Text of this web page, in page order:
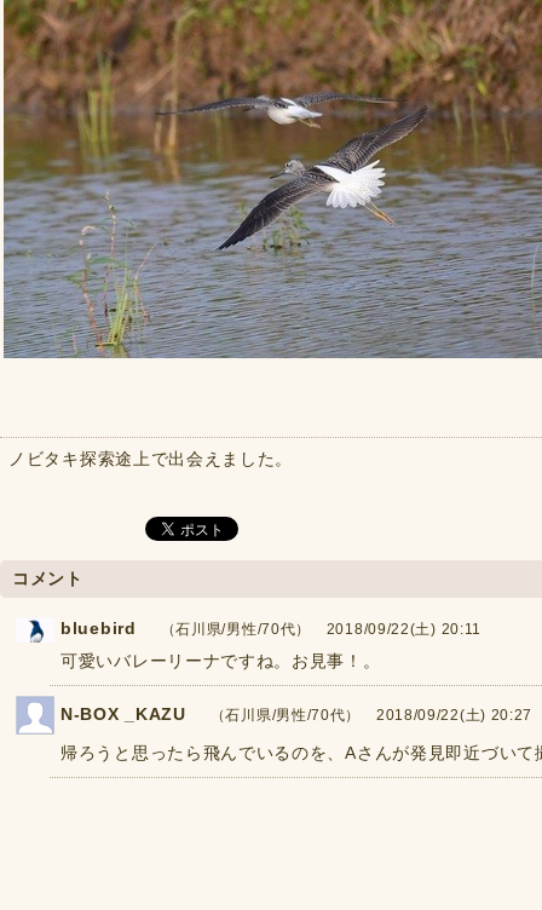
ノビタキ探索途上で出会えました。
コメント
bluebird （石川県/男性/70代） 2018/09/22(土) 20:11
可愛いバレーリーナですね。お見事！。
N-BOX _KAZU （石川県/男性/70代） 2018/09/22(土) 20:27
帰ろうと思ったら飛んでいるのを、Aさんが発見即近づいて